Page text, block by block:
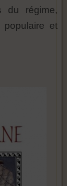
du régime,
et